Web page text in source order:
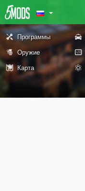
Программы
Оружие
Карта